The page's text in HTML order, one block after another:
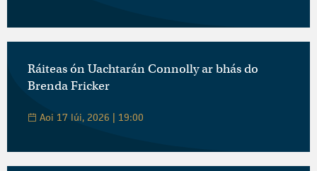
Ráiteas ón Uachtarán Connolly ar bhás do
Brenda Fricker
Aoi 17 Iúi, 2026 | 19:00